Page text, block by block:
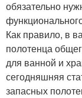
обязательно
Как правило, в
полотенца
для ванной и
сегодняшняя
запасных